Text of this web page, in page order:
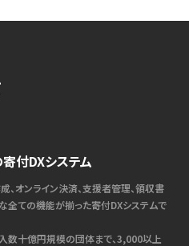
付DXシステム
、オンライン決済、支援者管理、領収書
全ての機能が揃った寄付DXシステムで
数十億円規模の団体まで、3,000以上